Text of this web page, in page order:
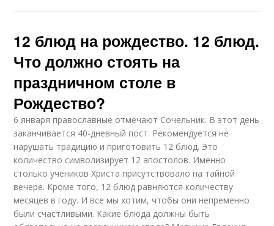
12 блюд на рождество. 12 блюд.
Что должно стоять на
праздничном столе в
Рождество?
6 января православные отмечают Сочельник. В этот день
заканчивается 40-дневный пост. Рекомендуется не
нарушать традицию и приготовить 12 блюд. Это
количество символизирует 12 апостолов. Именно
столько учеников Христа присутствовало на тайной
вечере. Кроме того, 12 блюд равняются количеству
месяцев в году. И все мы хотим, чтобы они непременно
были счастливыми. Какие блюда должны быть